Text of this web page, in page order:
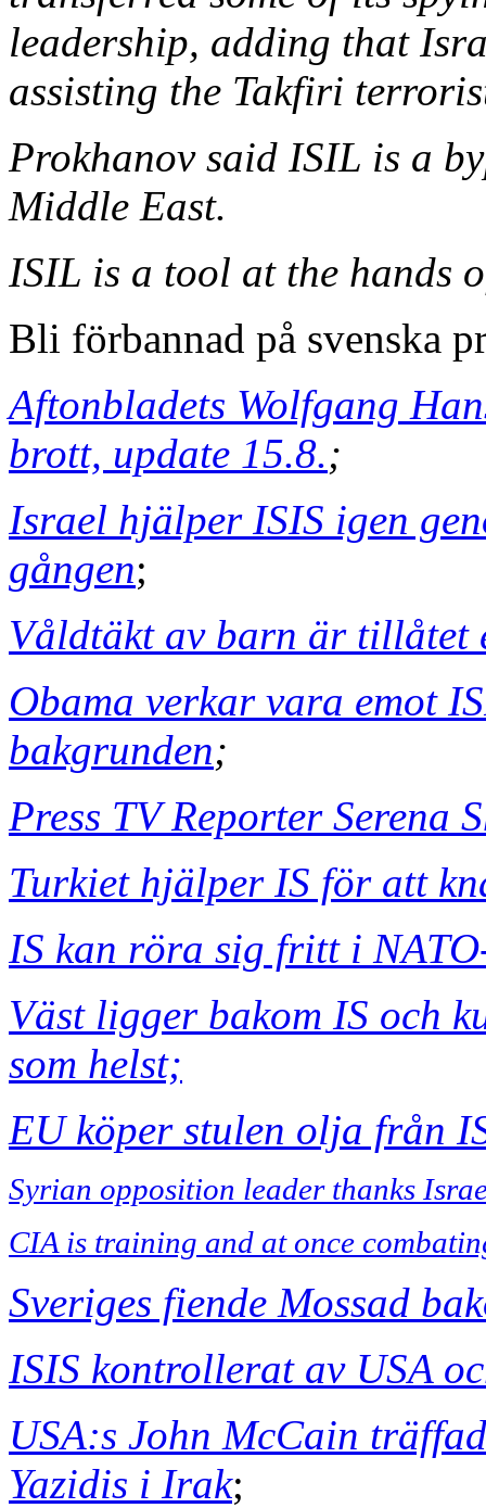
leadership, adding that
assisting the Takfiri
Prokhanov said ISIL is a
Middle East.
ISIL is a tool at the hands
Bli förbannad på svenska
Aftonbladets Wolfgang
brott, update 15.8.;
Israel hjälper ISIS igen
gången;
Våldtäkt av barn är tillåtet
Obama verkar vara emot
bakgrunden;
Press TV Reporter Serena
Turkiet hjälper IS för att
IS kan röra sig fritt i
Väst ligger bakom IS och
som helst;
EU köper stulen olja från
Syrian opposition leader thanks
CIA is training and at once
Sveriges fiende Mossad
ISIS kontrollerat av USA
USA:s John McCain
Yazidis i Irak;